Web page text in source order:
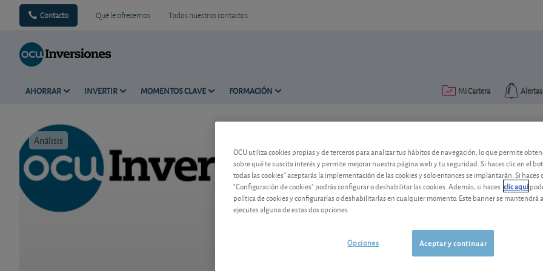
Contacto Qué le ofrecemos Todos nuestros contactos
AHORRAR INVERTIR MOMENTOS CLAVE FORMACIÓN Alertas
Mi Cartera
Análisis
Royal Dutch Shell A:
El grupo petrolero anglo-holandés
para el conjunto del año 2012.
GB00BP6MXD84
OCU utiliza cookies propias y de terceros para analizar tus hábitos de navegación, lo que permite
sobre qué te suscita interés y permite mejorar nuestra página web y tu seguridad. Si haces clic en el
todas las cookies" aceptarás la implementación de las cookies y solo entonces se implantarán. Si haces
"Configuración de cookies" podrás configurar o deshabilitar las cookies. Además, si haces clic aquí
política de cookies y configurarlas o deshabilitarlas en cualquier momento. Este banner se mantendrá
ejecutes alguna de estas dos opciones.
Aceptar y continuar
Opciones